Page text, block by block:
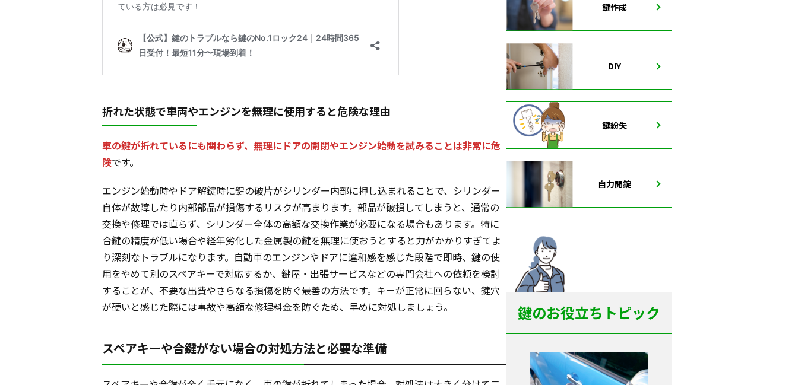
折れた状態で車両やエンジンを無理に使用すると危険な理由
車の鍵が折れているにも関わらず、無理にドアの開閉やエンジン始動を試みることは非常に危
険です。
エンジン始動時やドア解錠時に鍵の破片がシリンダー内部に押し込まれることで、シリンダー
自体が故障したり内部部品が損傷するリスクが高まります。部品が破損してしまうと、通常の
交換や修理では直らず、シリンダー全体の高額な交換作業が必要になる場合もあります。特に
合鍵の精度が低い場合や経年劣化した金属製の鍵を無理に使おうとすると力がかかりすぎてよ
り深刻なトラブルになります。自動車のエンジンやドアに違和感を感じた段階で即時、鍵の使
用をやめて別のスペアキーで対応するか、鍵屋・出張サービスなどの専門会社への依頼を検討
することが、不要な出費やさらなる損傷を防ぐ最善の方法です。キーが正常に回らない、鍵穴
が硬いと感じた際には事故や高額な修理料金を防ぐため、早めに対処しましょう。
スペアキーや合鍵がない場合の対処方法と必要な準備
鍵作成
DIY
鍵紛失
自力開錠
鍵のお役立ちトピック